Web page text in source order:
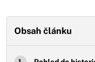
Obsah článku